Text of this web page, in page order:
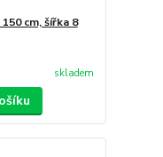
cm, šířka 8
skladem